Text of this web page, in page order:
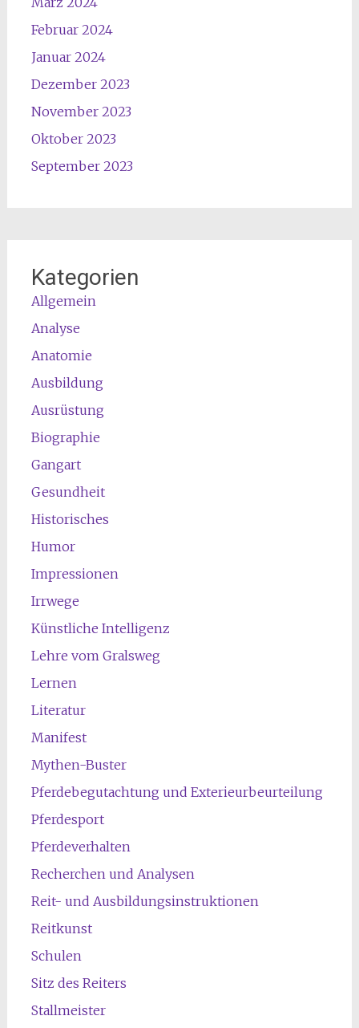
Februar 2024
Januar 2024
Dezember 2023
November 2023
Oktober 2023
September 2023
Kategorien
Allgemein
Analyse
Anatomie
Ausbildung
Ausrüstung
Biographie
Gangart
Gesundheit
Historisches
Humor
Impressionen
Irrwege
Künstliche Intelligenz
Lehre vom Gralsweg
Lernen
Literatur
Manifest
Mythen-Buster
Pferdebegutachtung und Exterieurbeurteilung
Pferdesport
Pferdeverhalten
Recherchen und Analysen
Reit- und Ausbildungsinstruktionen
Reitkunst
Schulen
Sitz des Reiters
Stallmeister